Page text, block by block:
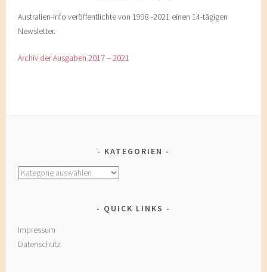
Australien-Info veröffentlichte von 1998 -2021 einen 14-tägigen
Newsletter.
Archiv der Ausgaben 2017 – 2021
KATEGORIEN
Kategorien
QUICK LINKS
Impressum
Datenschutz